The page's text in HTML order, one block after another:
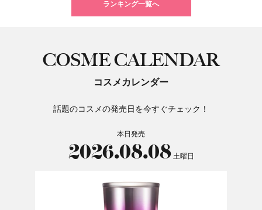
ランキング一覧へ
COSME CALENDAR
コスメカレンダー
話題のコスメの発売日を今すぐチェック！
本日発売
2026.08.08土曜日